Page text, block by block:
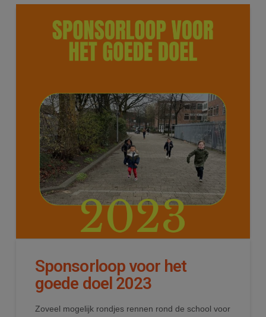
Sponsorloop voor het
goede doel 2023
Zoveel mogelijk rondjes rennen rond de school voor